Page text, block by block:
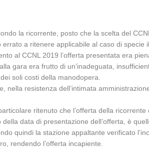
la ricorrente, posto che la scelta del
errato a ritenere applicabile al caso di
al CCNL 2019 l’offerta presentata era
gara era frutto di un’inadeguata,
soli costi della manodopera.
nella resistenza dell’intimata
ritenuto che l’offerta della
della data di presentazione dell’offerta, è
quindi la stazione appaltante verificato
rendendo l’offerta incapiente.